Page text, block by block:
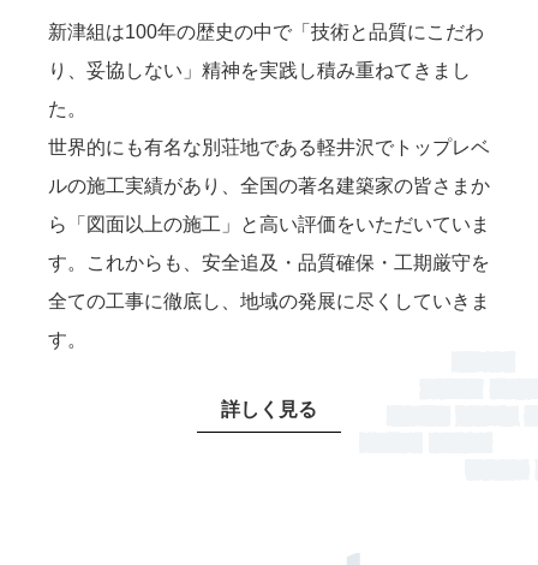
新津組は100年の歴史の中で「技術と品質にこだわ
り、妥協しない」精神を実践し積み重ねてきまし
た。
世界的にも有名な別荘地である軽井沢でトップレベ
ルの施工実績があり、全国の著名建築家の皆さまか
ら「図面以上の施工」と高い評価をいただいていま
す。これからも、安全追及・品質確保・工期厳守を
全ての工事に徹底し、地域の発展に尽くしていきま
す。
詳しく見る